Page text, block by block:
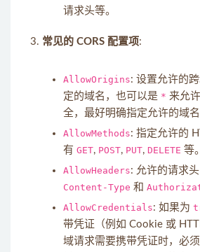
请求头等。
常见的 CORS 配置项:
AllowOrigins: 设置允许的
定的域名，也可以是 * 来允
全，最好明确指定允许的域名
AllowMethods: 指定允许的
有 GET, POST, PUT, DELETE 等。
AllowHeaders: 允许的请求
Content-Type 和
AllowCredentials: 如果为
带凭证（例如 Cookie 或
域请求需要携带凭证时，必